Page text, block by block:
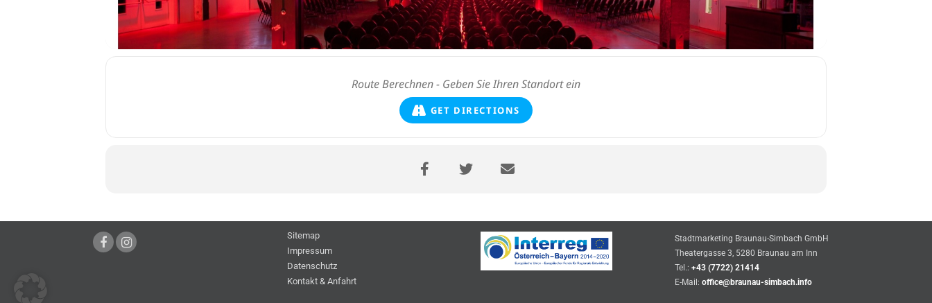
GET DIRECTIONS
Sitemap
Impressum
Datenschutz
Kontakt & Anfahrt
Stadtmarketing Braunau-Simbach GmbH
Theatergasse 3, 5280 Braunau am Inn
Tel.: +43 (7722) 21414
E-Mail: office@braunau-simbach.info